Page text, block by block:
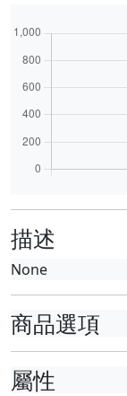
描述
None
商品選項
屬性